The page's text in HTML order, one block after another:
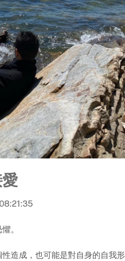
。
造成，也可能是對自身的自我形